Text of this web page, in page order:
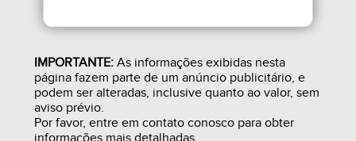
IMPORTANTE:As informações exibidas nesta
página fazem parte de um anúncio publicitário, e
podem ser alteradas, inclusive quanto ao valor, sem
aviso prévio.
Por favor, entre em contato conosco para obter